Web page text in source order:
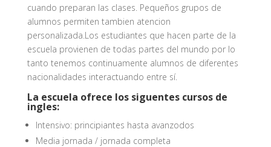
cuando preparan las clases. Pequeños grupos de
alumnos permiten tambien atencion
personalizada.Los estudiantes que hacen parte de la
escuela provienen de todas partes del mundo por lo
tanto tenemos continuamente alumnos de diferentes
nacionalidades interactuando entre sí.
La escuela ofrece los siguentes cursos de
ingles:
Intensivo: principiantes hasta avanzodos
Media jornada / jornada completa